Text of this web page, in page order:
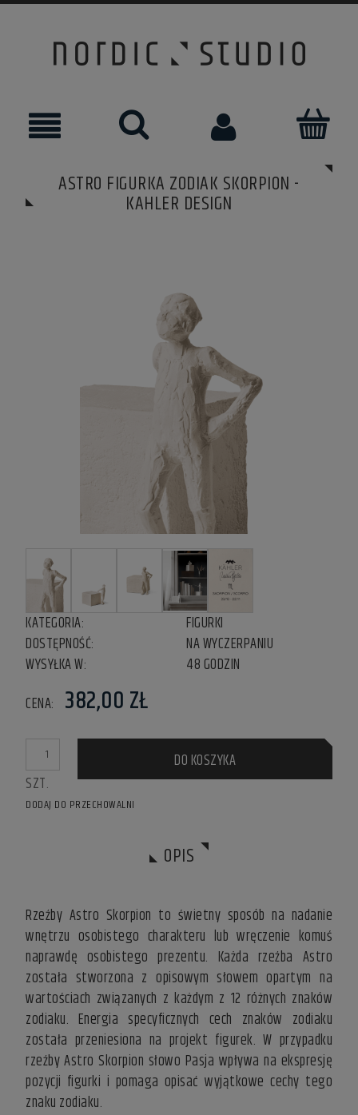
ASTRO FIGURKA ZODIAK SKORPION -
KAHLER DESIGN
KATEGORIA:
FIGURKI
DOSTĘPNOŚĆ:
NA WYCZERPANIU
WYSYŁKA W:
48 GODZIN
CENA: 382,00 ZŁ
SZT.
DO KOSZYKA
DODAJ DO PRZECHOWALNI
OPIS
Rzeźby Astro Skorpion to świetny sposób na nadanie
wnętrzu osobistego charakteru lub wręczenie komuś
naprawdę osobistego prezentu. Każda rzeźba Astro
została stworzona z opisowym słowem opartym na
wartościach związanych z każdym z 12 różnych znaków
zodiaku. Energia specyficznych cech znaków zodiaku
została przeniesiona na projekt figurek. W przypadku
rzeźby Astro Skorpion słowo Pasja wpływa na ekspresję
pozycji figurki i pomaga opisać wyjątkowe cechy tego
znaku zodiaku.